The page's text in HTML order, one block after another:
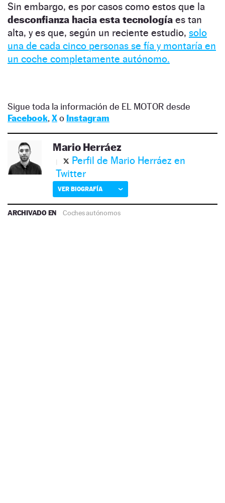
Sin embargo, es por casos como estos que la
desconfianza hacia esta tecnología es tan
alta, y es que, según un reciente estudio, solo
una de cada cinco personas se fía y montaría en
un coche completamente autónomo.
Sigue toda la información de EL MOTOR desde
Facebook, Xo Instagram
Mario Herráez
Perfil de Mario Herráez en
Twitter
VER BIOGRAFÍA
ARCHIVADO EN Coches autónomos